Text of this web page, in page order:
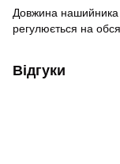
Довжина
регулюється на
Відгуки